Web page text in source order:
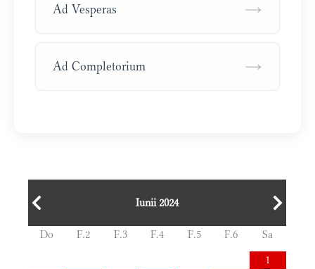
Ad Vesperas →
Ad Completorium →
Iunii 2024
Do F.2 F.3 F.4 F.5 F.6
Sa
1